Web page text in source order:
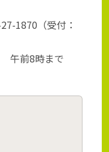
1870（受付：
午前8時まで